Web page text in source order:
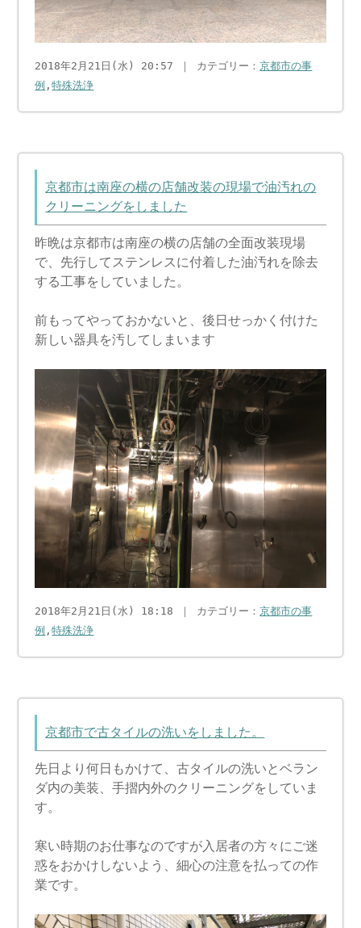
2018年2月21日(水) 20:57 ｜ カテゴリー：京都市の事
例 ,特殊洗浄
京都市は南座の横の店舗改装の現場で油汚れの
クリーニングをしました
昨晩は京都市は南座の横の店舗の全面改装現場
で、先行してステンレスに付着した油汚れを除去
する工事をしていました。
前もってやっておかないと、後日せっかく付けた
新しい器具を汚してしまいます
2018年2月21日(水) 18:18 ｜ カテゴリー：京都市の事
例 ,特殊洗浄
京都市で古タイルの洗いをしました。
先日より何日もかけて、古タイルの洗いとベラン
ダ内の美装、手摺内外のクリーニングをしていま
す。
寒い時期のお仕事なのですが入居者の方々にご迷
惑をおかけしないよう、細心の注意を払っての作
業です。